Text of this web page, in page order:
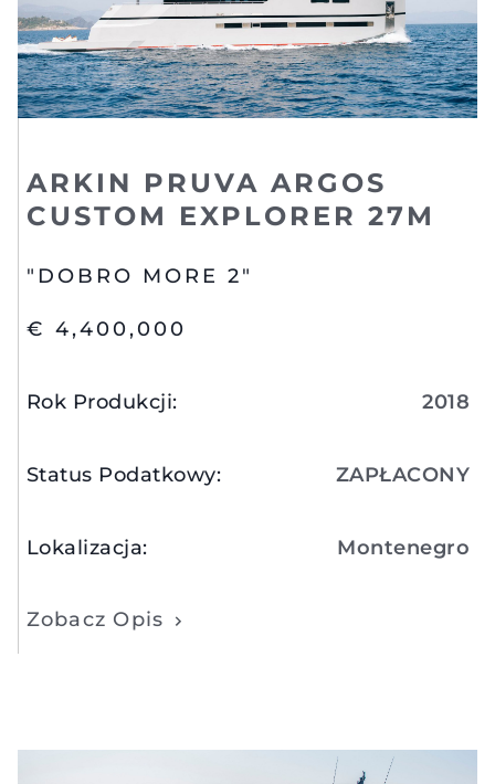
ARKIN PRUVA ARGOS
CUSTOM EXPLORER 27M
"DOBRO MORE 2"
€ 4,400,000
Rok Produkcji: 2018
Status Podatkowy: ZAPŁACONY
Lokalizacja: Montenegro
Zobacz Opis